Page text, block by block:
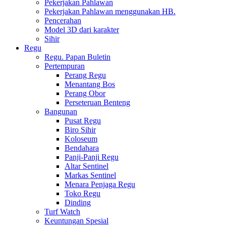
Pekerjakan Pahlawan
Pekerjakan Pahlawan menggunakan HB.
Pencerahan
Model 3D dari karakter
Sihir
Regu
Regu. Papan Buletin
Pertempuran
Perang Regu
Menantang Bos
Perang Obor
Perseteruan Benteng
Bangunan
Pusat Regu
Biro Sihir
Koloseum
Bendahara
Panji-Panji Regu
Altar Sentinel
Markas Sentinel
Menara Penjaga Regu
Toko Regu
Dinding
Turf Watch
Keuntungan Spesial